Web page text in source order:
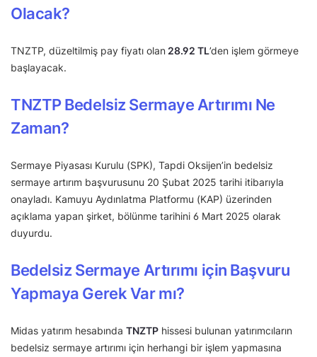
Olacak?
TNZTP, düzeltilmiş pay fiyatı olan 28.92 TL’den işlem görmeye
başlayacak.
TNZTP Bedelsiz Sermaye Artırımı Ne
Zaman?
Sermaye Piyasası Kurulu (SPK), Tapdi Oksijen’in bedelsiz
sermaye artırım başvurusunu 20 Şubat 2025 tarihi itibarıyla
onayladı. Kamuyu Aydınlatma Platformu (KAP) üzerinden
açıklama yapan şirket, bölünme tarihini 6 Mart 2025 olarak
duyurdu.
Bedelsiz Sermaye Artırımı için Başvuru
Yapmaya Gerek Var mı?
Midas yatırım hesabında TNZTP hissesi bulunan yatırımcıların
bedelsiz sermaye artırımı için herhangi bir işlem yapmasına